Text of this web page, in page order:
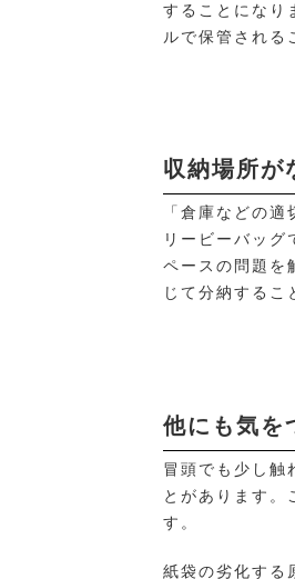
することになり
ルで保管される
収納場所が
「倉庫などの
リービーバッグ
ペースの問題を
じて分納するこ
他にも気を
冒頭でも少し触
とがあります。
す。
紙袋の劣化する